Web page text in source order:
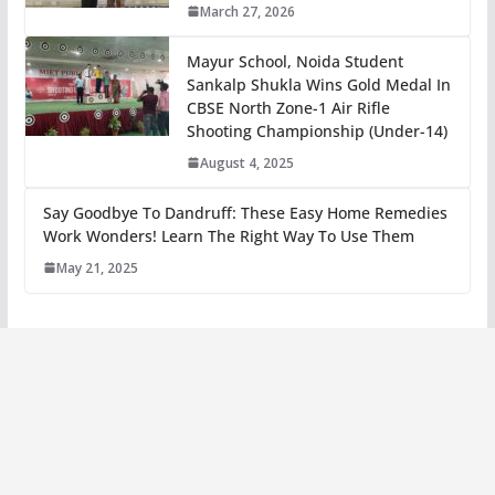
March 27, 2026
Mayur School, Noida Student
Sankalp Shukla Wins Gold Medal In
CBSE North Zone-1 Air Rifle
Shooting Championship (Under-14)
August 4, 2025
Say Goodbye To Dandruff: These Easy Home Remedies
Work Wonders! Learn The Right Way To Use Them
May 21, 2025